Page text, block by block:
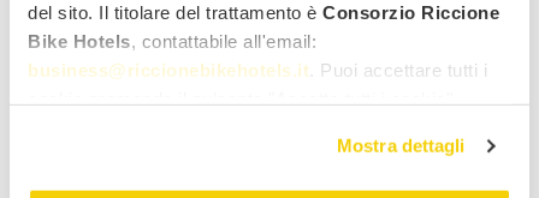
del sito. Il titolare del trattamento è Consorzio Riccione
Bike Hotels, contattabile all'email:
business@riccionebikehotels.it . Puoi accettare tutti i
gestire le tue preferenze facendo clic su "Personalizza".
Al fine di revocare il consenso prestato e visualizzare le
Mostra dettagli
Land